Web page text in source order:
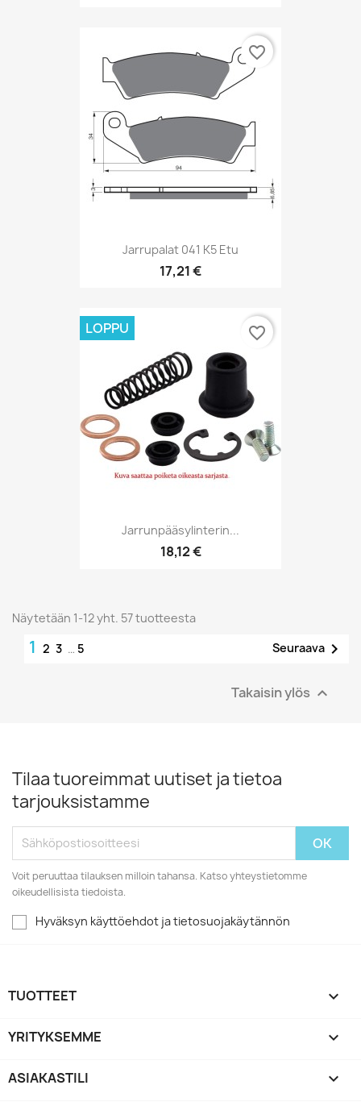
Jarrupalat 041 K5 Etu
17,21 €
favorite_border
Jarrunpääsylinterin...
18,12 €
LOPPU favorite_border
Näytetään 1-12 yht. 57 tuotteesta
1 2 3 … 5 Seuraava 
Takaisin ylös 
Tilaa tuoreimmat uutiset ja tietoa
tarjouksistamme
Voit peruuttaa tilauksen milloin tahansa. Katso yhteystietomme
oikeudellisista tiedoista.
Hyväksyn käyttöehdot ja tietosuojakäytännön
TUOTTEET 
YRITYKSEMME 
ASIAKASTILI 